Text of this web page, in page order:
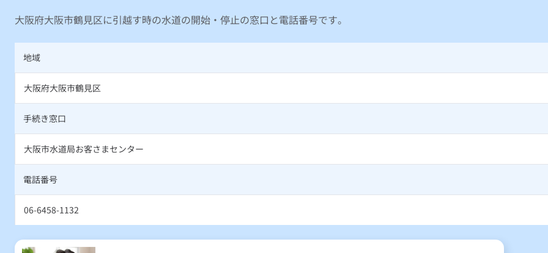
大阪府大阪市鶴見区に引越す時の水道の開始・停止の窓口と電話番号です。
地域
大阪府大阪市鶴見区
手続き窓口
大阪市水道局お客さまセンター
電話番号
06-6458-1132